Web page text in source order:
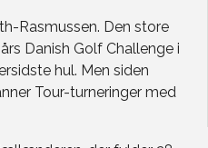
Rasmussen. Den store
Danish Golf Challenge i
hul. Men siden
Tour-turneringer med